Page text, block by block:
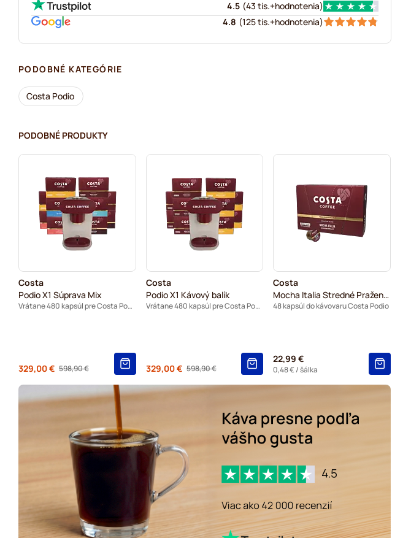
4.5 (43 tis.+hodnotenia)
4.8 (125 tis.+hodnotenia)
PODOBNÉ KATEGÓRIE
Costa Podio
PODOBNÉ PRODUKTY
Costa
Podio X1 Súprava Mix
Vrátane 480 kapsúl pre Costa Podio
Regular Price
598,90 €
Od
329,00 €
Costa
Podio X1 Kávový balík
Vrátane 480 kapsúl pre Costa Podio
Regular Price
598,90 €
Od
329,00 €
Costa
Mocha Italia Stredné Praženie (Malá Šálka)
48 kapsúl do kávovaru Costa Podio
22,99 €
0,48 €/ šálka